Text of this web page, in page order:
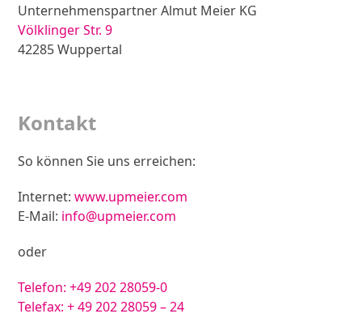
Unternehmenspartner Almut Meier KG
Völklinger Str. 9
42285 Wuppertal
Kontakt
So können Sie uns erreichen:
Internet:www.upmeier.com
E-Mail: info@upmeier.com
oder
Telefon:+49 202 28059-0
Telefax: + 49 202 28059 – 24